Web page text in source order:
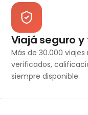
Viajá seguro
Más de 30.000
verificados,
siempre disponible.